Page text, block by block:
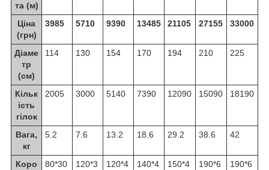
та (м)
Ціна
(грн)
3985 5710 9390 13485 21105 27155 33000
Діаме
тр
(см)
114 130 154 170 194 210 225
Кільк
ість
гілок
2005 3000 5140 7390 12090 15090 18190
Вага,
кг
5.2 7.6 13.2 18.6 29.2 38.6 42
Коро
80*30
120*3
120*4
140*4
150*4
190*6
190*6